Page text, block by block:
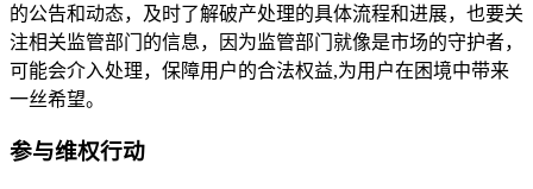
的公告和动态，及时了解破产处理的具体流程和进展，也要关
注相关监管部门的信息，因为监管部门就像是市场的守护者，
可能会介入处理，保障用户的合法权益,为用户在困境中带来
一丝希望。
参与维权行动